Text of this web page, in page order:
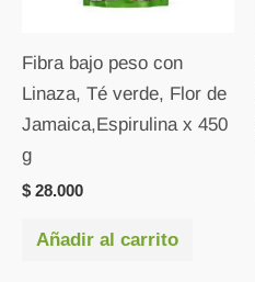
Fibra bajo peso con
Linaza, Té verde, Flor de
Jamaica,Espirulina x 450
g
$ 28.000
Añadir al carrito